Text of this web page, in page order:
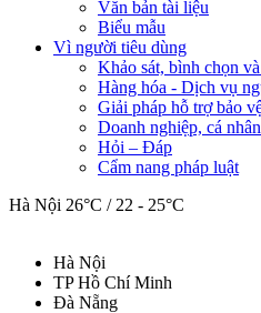
Văn bản tài liệu
Biểu mẫu
Vì người tiêu dùng
Khảo sát, bình chọn
Hàng hóa - Dịch vụ
Giải pháp hỗ trợ bảo
Doanh nghiệp, cá
Hỏi – Đáp
Cẩm nang pháp luật
Hà Nội 26°C / 22 - 25°C
Hà Nội
TP Hồ Chí Minh
Đà Nẵng